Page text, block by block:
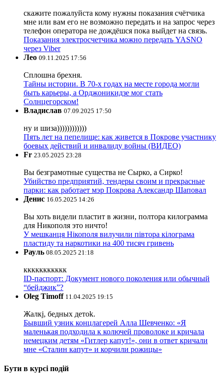
скажите пожалуйста кому нужны показания счётчика
мне или вам его не возможно передать и на запрос через
телефон оператора не дождёшся пока выйдет на связь.
Показания электросчетчика можно передать YASNO
через Viber
Лео 09.11.2025 17:56
Сплошна брехня.
Тайны истории. В 70-х годах на месте города могли
быть карьеры, а Орджоникидзе мог стать
Солнцегорском!
Владислав 07.09.2025 17:50
ну и шиза))))))))))))
Пять лет на пепелище: как живется в Покрове участнику
боевых действий и инвалиду войны (ВИДЕО)
Fr 23.05.2025 23:28
Вы безграмотные существа не Сырко, а Сирко!
Убийство предприятий, тендеры своим и прекрасные
парки: как работает мэр Покрова Александр Шаповал
Денис 16.05.2025 14:26
Вы хоть видели пластит в жизни, полтора килограмма
для Никополя это ничто!
У мешканця Нікополя вилучили півтора кілограма
пластиду та наркотики на 400 тисяч гривень
Рауль 08.05.2025 21:18
ккккккккккк
ID-паспорт: Документ нового поколения или обычный
“бейджик”?
Oleg Timoff 11.04.2025 19:15
Жалкj, бедных детok.
Бывший узник концлагерей Алла Шевченко: «Я
маленькая подходила к колючей проволоке и кричала
немецким детям «Гитлер капут!», они в ответ кричали
мне «Сталин капут» и корчили рожицы»
Бути в курсі подій